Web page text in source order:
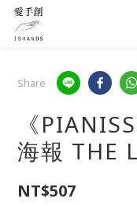
Share
《
海報 THE
NT$507